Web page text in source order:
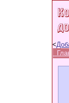
<